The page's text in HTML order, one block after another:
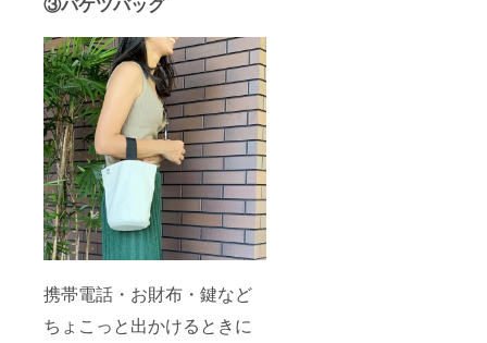
携帯電話・お財布・鍵など
ちょこっと出かけるときに